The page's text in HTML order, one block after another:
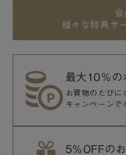
様々な特典サ
最大10％の
お買物のたびに
キャンペーンで
5％OFFの